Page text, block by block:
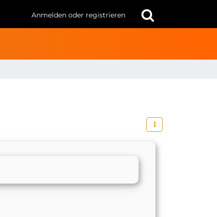
Anmelden oder registrieren